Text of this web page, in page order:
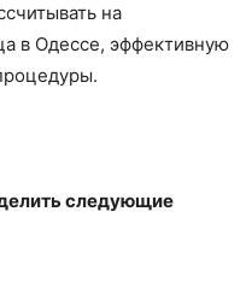
на
в Одессе, эффективную
следующие